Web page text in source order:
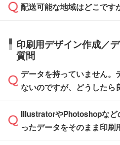
タッフまでお問い合わせ
ル」に注文予定日をご入
その締切日や出荷目安をご
品が決まりましたらお早
たします。
応が可能かご案内いたしま
す。>>対象商品はこちら
※最短出荷日は商品によっ
品ページにてご確認くださ
はできかねますので予めご
商品によって異なります。
す。(白箱、化粧箱、ブリ
【袋入り】 商品がひとつ
す。(透明袋、デザイン袋
【個包装なし】 個包装が
※化粧箱から白箱への入れ
箱の作成は原則承ってお
配送可能な地域はどこです
直接納品は行っておりま
ださい。
印刷用デザイン作成／
質問
データを持っていません。
ないのですが、どうしたら
無料の「デザインシミュ
PCやスマホから簡単にデ
IllustratorやPhotoshopな
ったデータをそのまま印刷